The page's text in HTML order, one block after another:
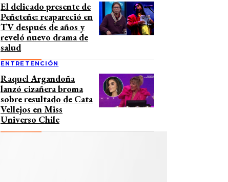
El delicado presente de
Peñeteñe: reapareció en
TV después de años y
reveló nuevo drama de
salud
ENTRETENCIÓN
Raquel Argandoña
lanzó cizañera broma
sobre resultado de Cata
Vellejos en Miss
Universo Chile